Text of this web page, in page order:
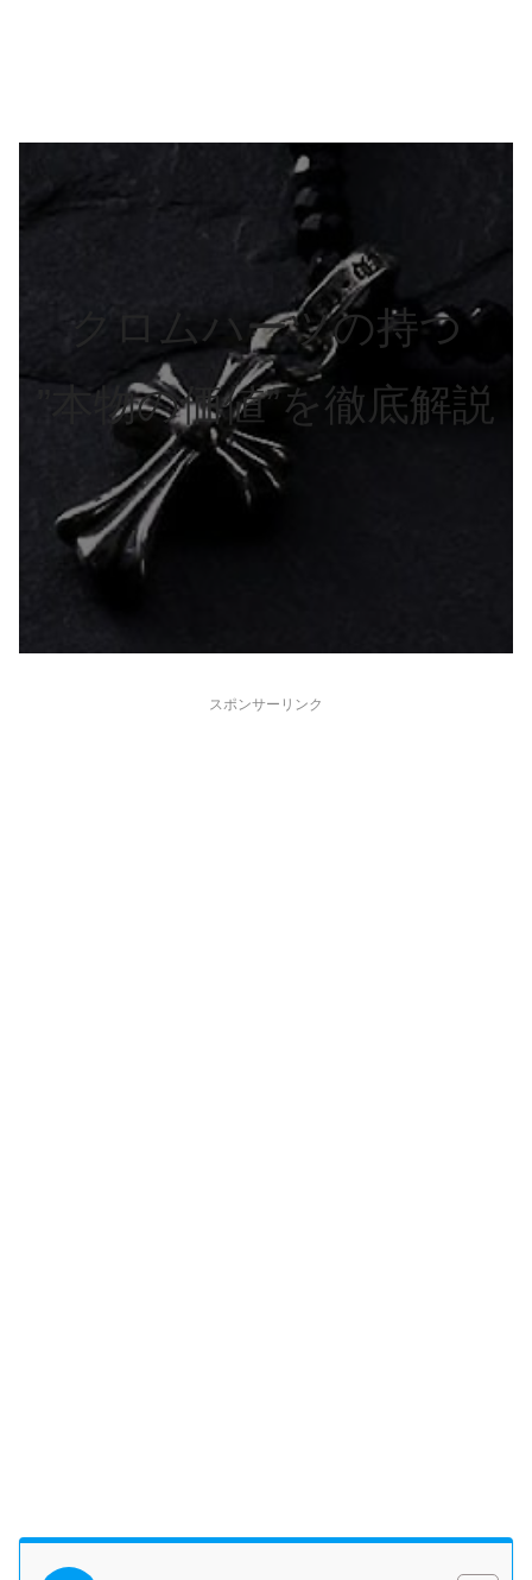
クロムハーツの持つ
”本物の価値”を徹底解説
スポンサーリンク